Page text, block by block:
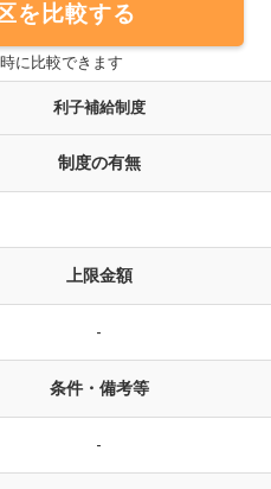
を比較する
に比較できます
利子補給制度
制度の有無
上限金額
-
条件・備考等
-